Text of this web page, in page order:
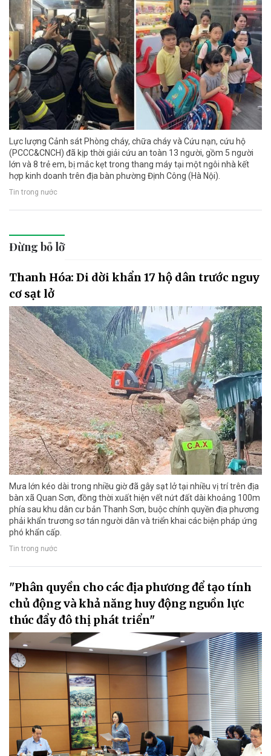
Lực lượng Cảnh sát Phòng cháy, chữa cháy và Cứu nạn, cứu hộ
(PCCC&CNCH) đã kịp thời giải cứu an toàn 13 người, gồm 5 người
lớn và 8 trẻ em, bị mắc kẹt trong thang máy tại một ngôi nhà kết
hợp kinh doanh trên địa bàn phường Định Công (Hà Nội).
Tin trong nước
Đừng bỏ lỡ
Thanh Hóa: Di dời khẩn 17 hộ dân trước nguy
cơ sạt lở
Mưa lớn kéo dài trong nhiều giờ đã gây sạt lở tại nhiều vị trí trên địa
bàn xã Quan Sơn, đồng thời xuất hiện vết nứt đất dài khoảng 100m
phía sau khu dân cư bản Thanh Sơn, buộc chính quyền địa phương
phải khẩn trương sơ tán người dân và triển khai các biện pháp ứng
phó khẩn cấp.
Tin trong nước
"Phân quyền cho các địa phương để tạo tính
chủ động và khả năng huy động nguồn lực
thúc đẩy đô thị phát triển"